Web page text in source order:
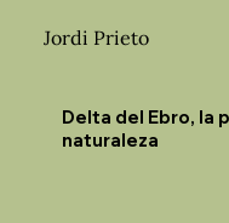
Delta del Ebro, la
naturaleza
Jordi Prieto